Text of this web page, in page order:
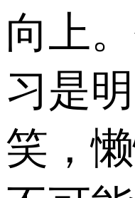
向上
习是
笑，